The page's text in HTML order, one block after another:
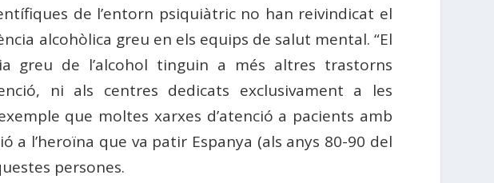
de l’entorn psiquiàtric no han reivindicat el
alcohòlica greu en els equips de salut mental. “El
greu de l’alcohol tinguin a més altres trastorns
ni als centres dedicats exclusivament a les
que moltes xarxes d’atenció a pacients amb
a l’heroïna que va patir Espanya (als anys 80-90 del
persones.